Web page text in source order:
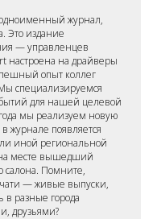
журнал,
Это издание
— управленцев
настроена на драйверы
опыт коллег
специализируемся
для нашей целевой
мы реализуем новую
журнале появляется
иной региональной
месте вышедший
салона. Помните,
— живые выпуски,
в разные города
друзьями?